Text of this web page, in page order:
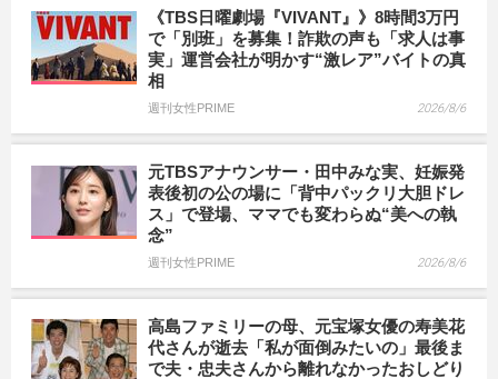
《TBS日曜劇場『VIVANT』》8時間3万円
で「別班」を募集！詐欺の声も「求人は事
実」運営会社が明かす“激レア”バイトの真
相
週刊女性PRIME 2026/8/6
元TBSアナウンサー・田中みな実、妊娠発
表後初の公の場に「背中パックリ大胆ドレ
ス」で登場、ママでも変わらぬ“美への執
念”
週刊女性PRIME 2026/8/6
高島ファミリーの母、元宝塚女優の寿美花
代さんが逝去「私が面倒みたいの」最後ま
で夫・忠夫さんから離れなかったおしどり